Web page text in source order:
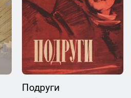
Подруги